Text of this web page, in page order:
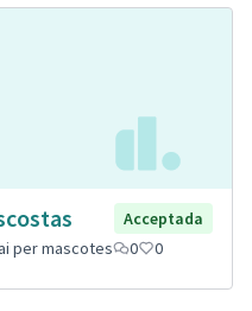
Acceptada
per mascotes 0 0